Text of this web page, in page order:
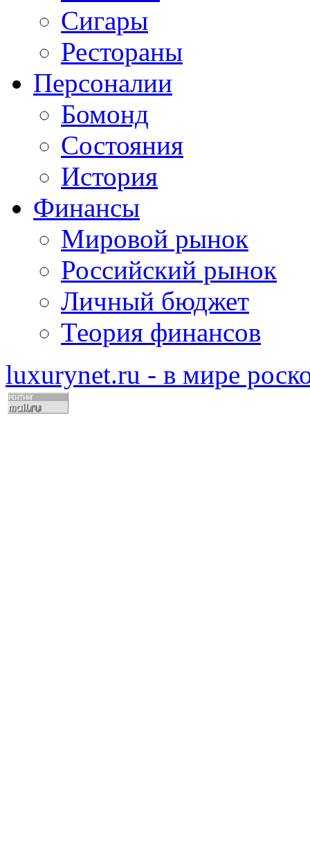
Сигары
Рестораны
Персоналии
Бомонд
Состояния
История
Финансы
Мировой рынок
Российский рынок
Личный бюджет
Теория финансов
luxurynet.ru - в мире